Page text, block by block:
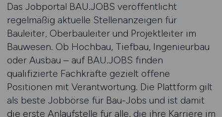
Das Jobportal BAU.JOBS veröffentlicht
regelmäßig aktuelle Stellenanzeigen für
Bauleiter, Oberbauleiter und Projektleiter im
Bauwesen. Ob Hochbau, Tiefbau, Ingenieurbau
oder Ausbau – auf BAU.JOBS finden
qualifizierte Fachkräfte gezielt offene
Positionen mit Verantwortung. Die Plattform gilt
als beste Jobbörse für Bau-Jobs und ist damit
die erste Anlaufstelle für alle, die ihre Karriere im